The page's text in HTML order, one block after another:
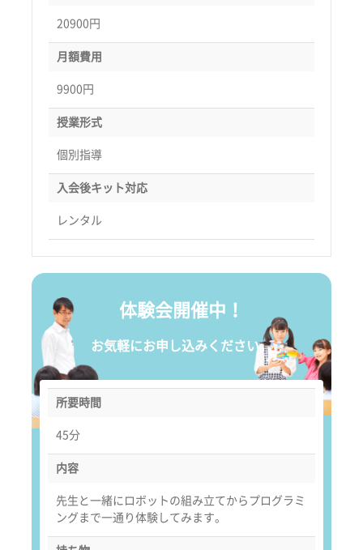
20900円
月額費用
9900円
授業形式
個別指導
入会後キット対応
レンタル
体験会開催中！
お気軽にお申し込みください。
所要時間
45分
内容
先生と一緒にロボットの組み立てからプログラミ
ングまで一通り体験してみます。